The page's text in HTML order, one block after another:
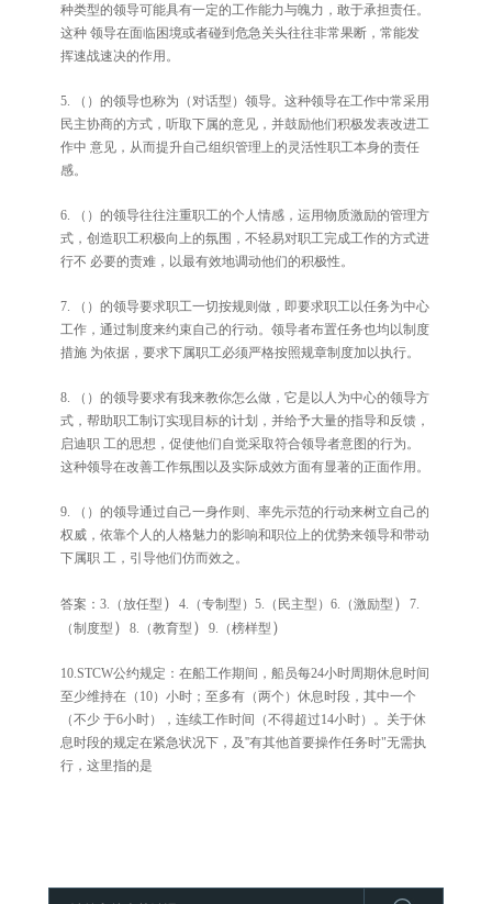
种类型的领导可能具有一定的工作能力与魄力，敢于承担责任。
这种 领导在面临困境或者碰到危急关头往往非常果断，常能发
挥速战速决的作用。
5.
（）的领导也称为（对话型）领导。这种领导在工作中常采用
民主协商的方式，听取下属的意见，并鼓励他们积极发表改进工
作中 意见，从而提升自己组织管理上的灵活性职工本身的责任
感。
6.
（）的领导往往注重职工的个人情感，运用物质激励的管理方
式，创造职工积极向上的氛围，不轻易对职工完成工作的方式进
行不 必要的责难，以最有效地调动他们的积极性。
7.
（）的领导要求职工一切按规则做，即要求职工以任务为中心
工作，通过制度来约束自己的行动。领导者布置任务也均以制度
措施 为依据，要求下属职工必须严格按照规章制度加以执行。
8. （） 的领导要求有我来教你怎么做，它是以人为中心的领导方
式，帮助职工制订实现目标的计划，并给予大量的指导和反馈，
启迪职 工的思想，促使他们自觉采取符合领导者意图的行为。
这种领导在改善工作氛围以及实际成效方面有显著的正面作用。
9. （） 的领导通过自己一身作则、率先示范的行动来树立自己的
权威，依靠个人的人格魅力的影响和职位上的优势来领导和带动
下属职 工，引导他们仿而效之。
答案： 3.（放任型 ） 4. （专制型） 5. （民主型） 6.（激励型 ） 7.
（制度型 ） 8.（教育型 ） 9.（榜样型 ）
10.STCW公约规定：在船工作期间，船员每24小时周期休息时间
至少维持在（ 10）小时；至多有（两个）休息时段，其中一个
（不少 于6小时），连续工作时间（不得超过14小时）。关于休
息时段的规定在紧急状况下，及''有其他首要操作任务时"无需执
行，这里指的是